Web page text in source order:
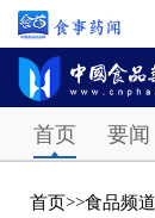
首页 要闻
首页>>食品频道